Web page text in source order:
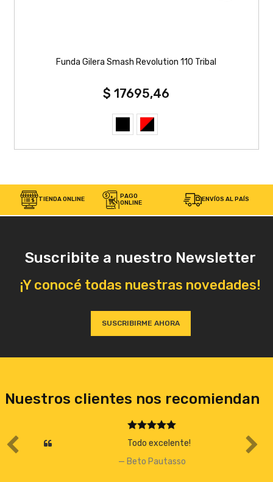
Funda Gilera Smash Revolution 110 Tribal
$ 17695,46
TIENDA ONLINE
PAGO
ONLINE
ENVÍOS AL PAÍS
Suscribite a nuestro Newsletter
¡Y conocé todas nuestras novedades!
SUSCRIBIRME AHORA
Nuestros clientes nos recomiendan
Todo excelente!
Beto Pautasso